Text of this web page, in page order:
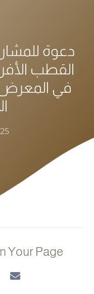
القطب
في المعرض
Your Page